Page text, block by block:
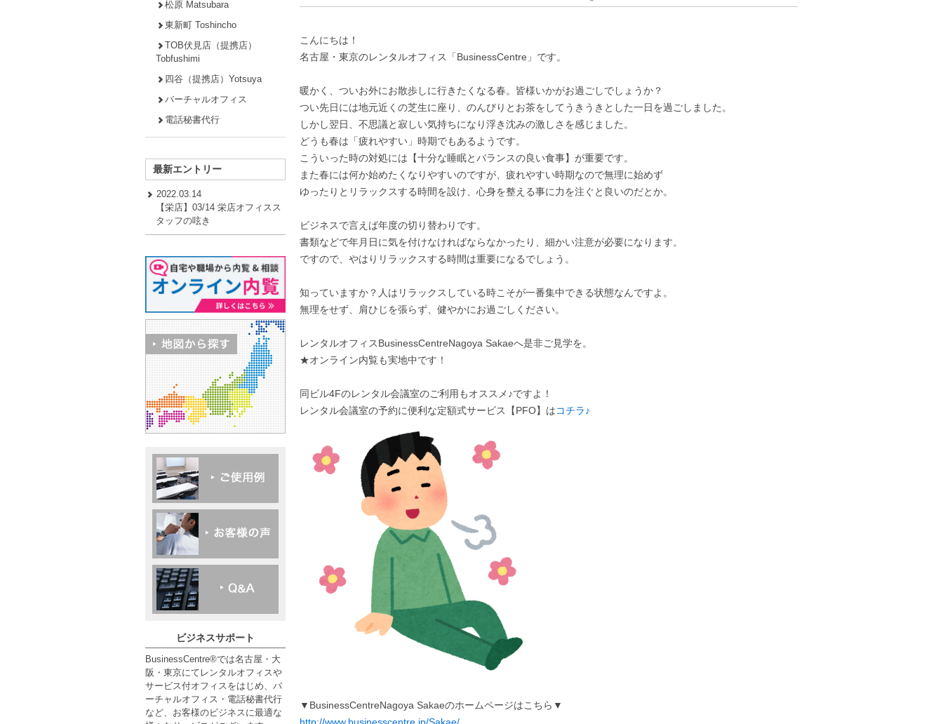
こんにちは！
名古屋・東京のレンタルオフィス「BusinessCentre」です。
暖かく、ついお外にお散歩しに行きたくなる春。皆様いかがお過ごしでしょうか？
つい先日には地元近くの芝生に座り、のんびりとお茶をしてうきうきとした一日を過ごしました。
しかし翌日、不思議と寂しい気持ちになり浮き沈みの激しさを感じました。
どうも春は「疲れやすい」時期でもあるようです。
こういった時の対処には【十分な睡眠とバランスの良い食事】が重要です。
また春には何か始めたくなりやすいのですが、疲れやすい時期なので無理に始めず
ゆったりとリラックスする時間を設け、心身を整える事に力を注ぐと良いのだとか。
ビジネスで言えば年度の切り替わりです。
書類などで年月日に気を付けなければならなかったり、細かい注意が必要になります。
ですので、やはりリラックスする時間は重要になるでしょう。
知っていますか？人はリラックスしている時こそが一番集中できる状態なんですよ。
無理をせず、肩ひじを張らず、健やかにお過ごしください。
レンタルオフィスBusinessCentreNagoya Sakaeへ是非ご見学を。
★オンライン内覧も実地中です！
同ビル4Fのレンタル会議室のご利用もオススメ♪ですよ！
レンタル会議室の予約に便利な定額式サービス【PFO】はコチラ♪
▼BusinessCentreNagoya Sakaeのホームページはこちら▼
松原 Matsubara
東新町 Toshincho
TOB伏見店（提携店）
Tobfushimi
四谷（提携店）Yotsuya
バーチャルオフィス
電話秘書代行
最新エントリー
2022.03.14
【栄店】03/14 栄店オフィスス
タッフの呟き
ビジネスサポート
BusinessCentre®では名古屋・大
阪・東京にてレンタルオフィスや
サービス付オフィスをはじめ、バ
ーチャルオフィス・電話秘書代行
など、お客様のビジネスに最適な